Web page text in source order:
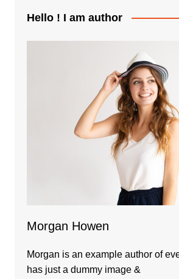
Hello ! I am author
Morgan Howen
Morgan is an example author of
has just a dummy image &